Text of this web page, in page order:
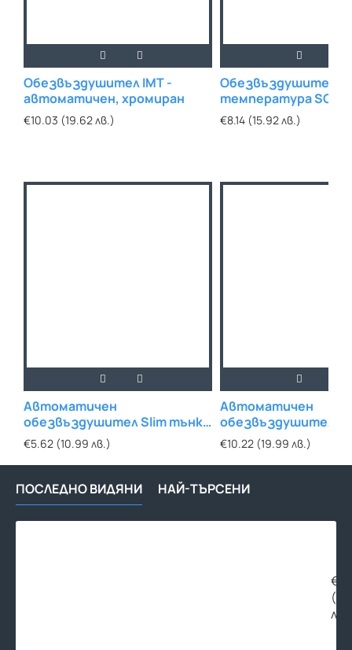
Обезвъздушител IMT -
автоматичен, хромиран
€10.03 (19.62 лв.)
Обезвъздушител
температура
€8.14 (15.92 лв.)
Автоматичен
обезвъздушител Slim тънко
тяло 1/2 никел
€5.62 (10.99 лв.)
Автоматичен
обезвъздушител с
ПОЛИРАН МЕСИНГ 1/
€10.22 (19.99 лв.)
ПОСЛЕДНО ВИДЯНИ НАЙ-ТЪРСЕНИ
O.R.
лв.)